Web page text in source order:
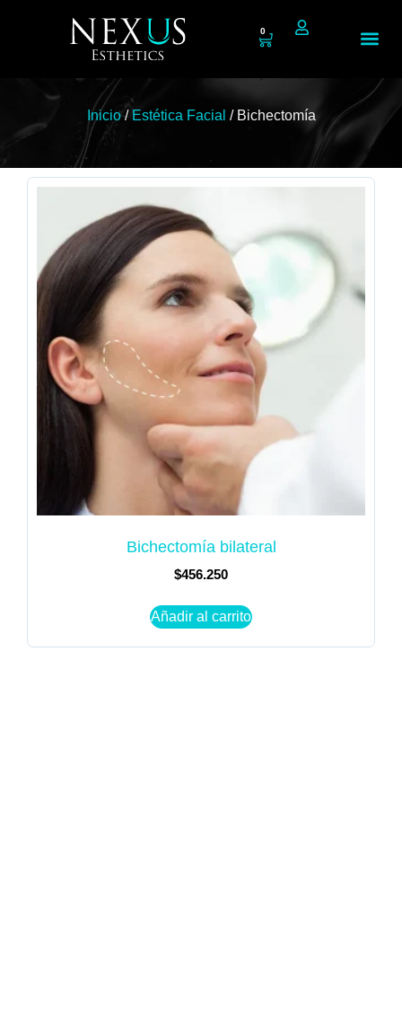
0
Inicio/ Estética Facial / Bichectomía
Bichectomía bilateral
$456.250
Añadir al carrito